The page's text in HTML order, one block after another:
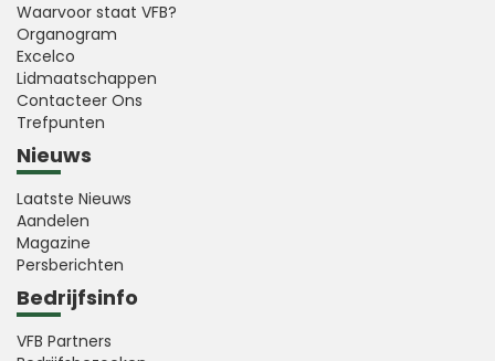
Waarvoor staat VFB?
Organogram
Excelco
Lidmaatschappen
Contacteer Ons
Trefpunten
Nieuws
Laatste Nieuws
Aandelen
Magazine
Persberichten
Bedrijfsinfo
VFB Partners